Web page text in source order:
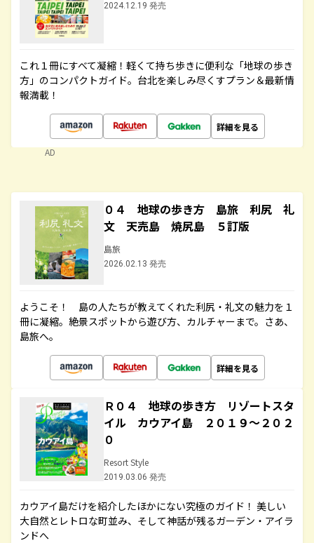
2024.12.19 発売
これ１冊にすべて凝縮！軽くて持ち歩きに便利な「地球の歩き
方」のコンパクトガイド。台北を楽しみ尽くすプラン＆最新情
報満載！
詳細を見る
AD
０４ 地球の歩き方 島旅 利尻 礼
文 天売島 焼尻島 ５訂版
島旅
2026.02.13 発売
ようこそ！ 島の人たちが教えてくれた利尻・礼文の魅力を１
冊に凝縮。絶景スポットから遊び方、カルチャーまで。さあ、
島旅へ。
詳細を見る
Ｒ０４ 地球の歩き方 リゾートスタ
イル カウアイ島 ２０１９～２０２
０
Resort Style
2019.03.06 発売
カウアイ島だけを紹介したほかにない究極のガイド！ 美しい
大自然とレトロな町並み、そして神話が残るガーデン・アイラ
ンドへ